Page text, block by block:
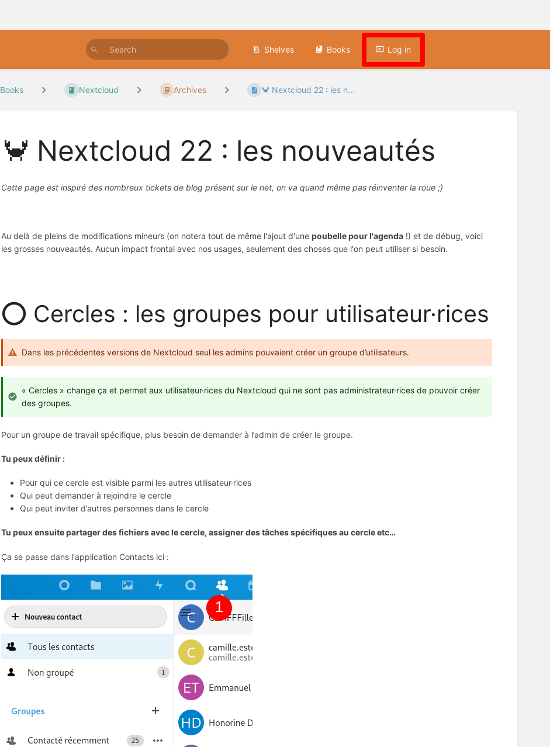
Shelves Books Log in
Books Nextcloud Archives 🦀 Nextcloud 22 : les n...
🦀 Nextcloud 22 : les nouveautés
Cette page est inspiré des nombreux tickets de blog présent sur le net, on va quand même pas réinventer la roue ;)
Au delà de pleins de modifications mineurs (on notera tout de même l'ajout d'une poubelle pour l'agenda !) et de débug, voici
les grosses nouveautés. Aucun impact frontal avec nos usages, seulement des choses que l'on peut utiliser si besoin.
⭕ Cercles : les groupes pour utilisateur·rices
Dans les précédentes versions de Nextcloud seul les admins pouvaient créer un groupe d’utilisateurs.
« Cercles » change ça et permet aux utilisateur·rices du Nextcloud qui ne sont pas administrateur·rices de pouvoir créer
des groupes.
Pour un groupe de travail spécifique, plus besoin de demander à l’admin de créer le groupe.
Tu peux définir :
Pour qui ce cercle est visible parmi les autres utilisateur·rices
Qui peut demander à rejoindre le cercle
Qui peut inviter d’autres personnes dans le cercle
Tu peux ensuite partager des fichiers avec le cercle, assigner des tâches spécifiques au cercle etc…
Ça se passe dans l'application Contacts ici :